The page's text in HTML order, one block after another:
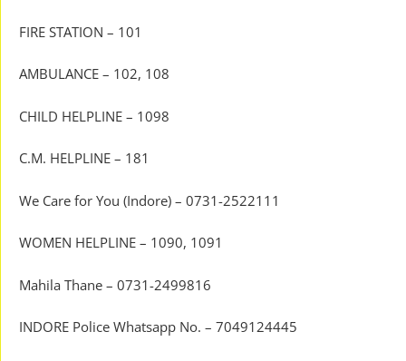
FIRE STATION – 101
AMBULANCE – 102, 108
CHILD HELPLINE – 1098
C.M. HELPLINE – 181
We Care for You (Indore) – 0731-2522111
WOMEN HELPLINE – 1090, 1091
Mahila Thane – 0731-2499816
INDORE Police Whatsapp No. – 7049124445